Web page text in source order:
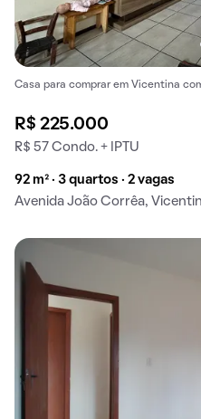
Casa para comprar em Vicentina
R$ 225.000
R$ 57 Condo. + IPTU
92 m² · 3 quartos · 2 vagas
Avenida João Corrêa,